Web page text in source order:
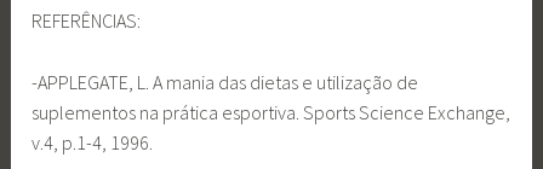
REFERÊNCIAS:
-APPLEGATE, L. A mania das dietas e utilização de
suplementos na prática esportiva. Sports Science Exchange,
v.4, p.1-4, 1996.